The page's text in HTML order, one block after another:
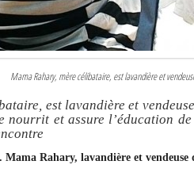
Mama Rahary, mère célibataire, est lavandière et
est lavandière et
nourrit et assure l’éducation
Rahary, lavandière et vendeuse